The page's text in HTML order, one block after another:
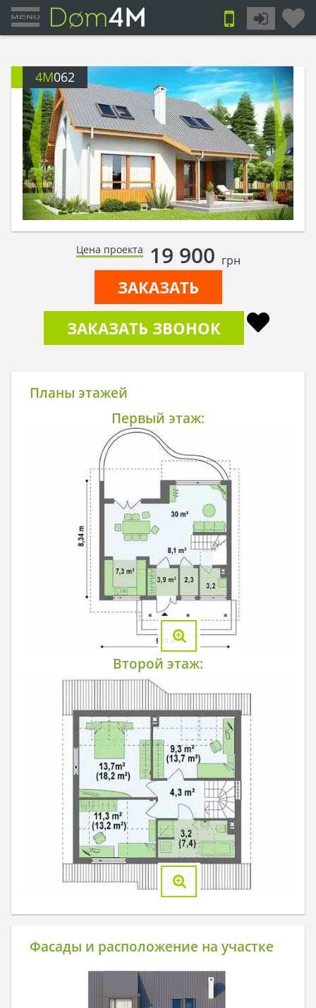
4M062
Цена проекта 19 900 грн
ЗАКАЗАТЬ
ЗАКАЗАТЬ ЗВОНОК
Планы этажей
Первый этаж:
Второй этаж:
Фасады и расположение на участке